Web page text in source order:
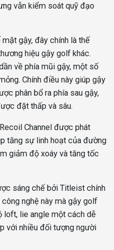
vẫn kiểm soát quỹ đạo
gậy, đây chính là thế
hiệu gậy golf khác.
về phía mũi gậy, một số
Chính điều này giúp gậy
phân bổ ra phía sau gậy,
đặt thấp và sâu.
Channel được phát
tăng sự linh hoạt của đường
giảm độ xoáy và tăng tốc
sáng chế bởi Titleist chính
nghệ này mà gậy golf
loft, lie angle một cách dễ
với nhiều đối tượng người